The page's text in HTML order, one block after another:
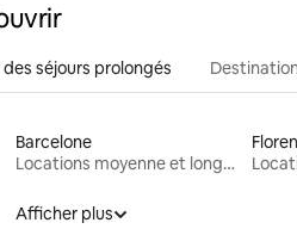
séjours prolongés
Barcelone
Locations moyenne et longue durée
Afficher plus